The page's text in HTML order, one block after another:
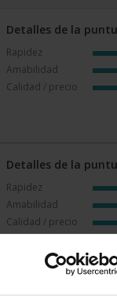
Detalles de la
Rapidez
Amabilidad
Calidad / precio
Detalles de la
Rapidez
Amabilidad
Calidad / precio